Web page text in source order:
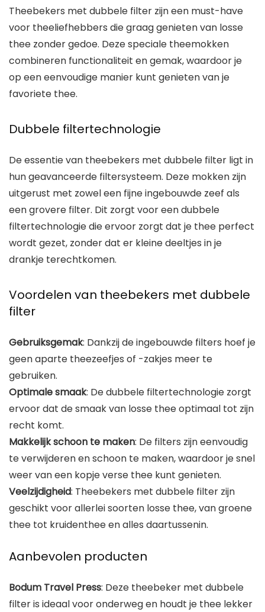
Theebekers met dubbele filter zijn een must-have
voor theeliefhebbers die graag genieten van losse
thee zonder gedoe. Deze speciale theemokken
combineren functionaliteit en gemak, waardoor je
op een eenvoudige manier kunt genieten van je
favoriete thee.
Dubbele filtertechnologie
De essentie van theebekers met dubbele filter ligt in
hun geavanceerde filtersysteem. Deze mokken zijn
uitgerust met zowel een fijne ingebouwde zeef als
een grovere filter. Dit zorgt voor een dubbele
filtertechnologie die ervoor zorgt dat je thee perfect
wordt gezet, zonder dat er kleine deeltjes in je
drankje terechtkomen.
Voordelen van theebekers met dubbele
filter
Gebruiksgemak: Dankzij de ingebouwde filters hoef je
geen aparte theezeefjes of -zakjes meer te
gebruiken.
Optimale smaak: De dubbele filtertechnologie zorgt
ervoor dat de smaak van losse thee optimaal tot zijn
recht komt.
Makkelijk schoon te maken: De filters zijn eenvoudig
te verwijderen en schoon te maken, waardoor je snel
weer van een kopje verse thee kunt genieten.
Veelzijdigheid: Theebekers met dubbele filter zijn
geschikt voor allerlei soorten losse thee, van groene
thee tot kruidenthee en alles daartussenin.
Aanbevolen producten
Bodum Travel Press: Deze theebeker met dubbele
filter is ideaal voor onderweg en houdt je thee lekker